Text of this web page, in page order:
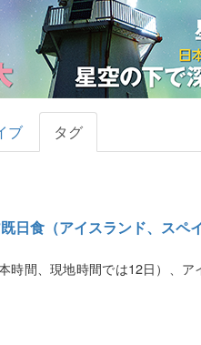
ブ タグ
日食（アイスランド、スペ
時間、現地時間では12日）、